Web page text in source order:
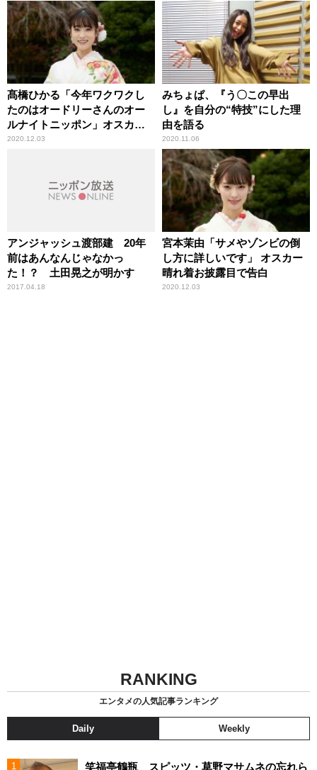
髙橋ひかる「今年ワクワクし
たのはオードリーさんのオー
ルナイトニッポン」オスカー
晴れ着お披露目で振り返る
2020.12.03
みちょぱ、『う〇この早出
し』を自分の“特技”にした理
由を語る
2020.11.06
アンジャッシュ渡部建 20年
前はあんなんじゃなかっ
た！？ 土田晃之が明かす
2017.04.18
宮本茉由「サメやゾンビの倒
し方に詳しいです」 オスカー
晴れ着お披露目で告白
2020.12.03
RANKING
エンタメの人気記事ランキング
Daily Weekly
笑福亭鶴瓶 スピッツ・草野マサムネの忘れら